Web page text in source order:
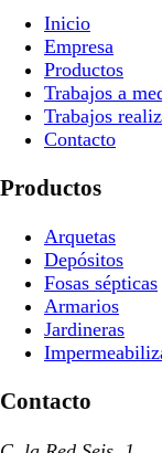
Inicio
Empresa
Productos
Trabajos a
Trabajos
Contacto
Productos
Arquetas
Depósitos
Fosas sépticas
Armarios
Jardineras
Contacto